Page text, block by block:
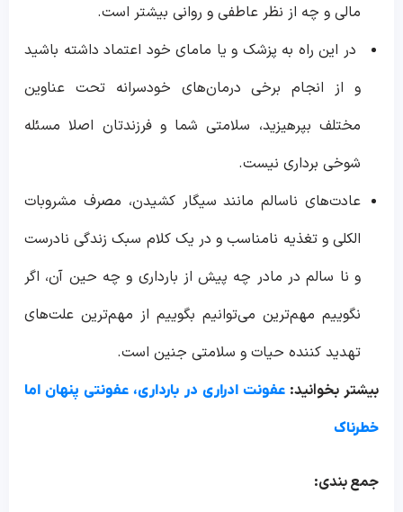
مالی و چه از نظر عاطفی و روانی بیشتر است.
در این راه به پزشک و یا مامای خود اعتماد داشته باشید
و از انجام برخی درمان‌های خودسرانه تحت عناوین
مختلف بپرهیزید، سلامتی شما و فرزندتان اصلا مسئله
شوخی برداری نیست.
عادت‌های ناسالم مانند سیگار کشیدن، مصرف مشروبات
الکلی و تغذیه نامناسب و در یک کلام سبک زندگی نادرست
و نا سالم در مادر چه پیش از بارداری و چه حین آن، اگر
نگوییم مهم‌ترین می‌توانیم بگوییم از مهم‌ترین علت‌های
تهدید کننده حیات و سلامتی جنین است.
بیشتر بخوانید:عفونت ادراری در بارداری، عفونتی پنهان اما
خطرناک
جمع بندی: